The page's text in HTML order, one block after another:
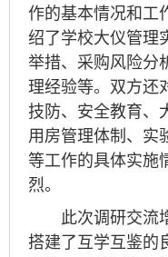
作的基本情况和工
绍了学校大仪管理
举措、采购风险分
理经验等。双方还
技防、安全教育、
用房管理体制、实
等工作的具体实施
烈。
此次调研交流
搭建了互学互鉴的